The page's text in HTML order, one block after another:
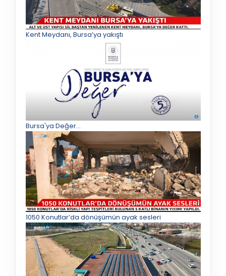
Kent Meydanı, Bursa’ya yakıştı
Bursa'ya Değer...
1050 Konutlar’da dönüşümün ayak sesleri